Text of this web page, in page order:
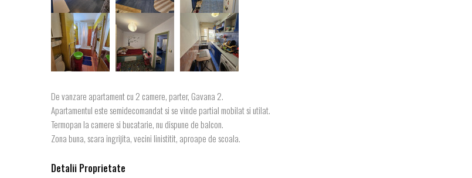
De vanzare apartament cu 2 camere, parter, Gavana 2.
Apartamentul este semidecomandat si se vinde partial mobilat si utilat.
Termopan la camere si bucatarie, nu dispune de balcon.
Zona buna, scara ingrijita, vecini linistitit, aproape de scoala.
Detalii Proprietate